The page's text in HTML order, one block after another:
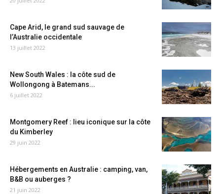
Cape Arid, le grand sud sauvage de
l’Australie occidentale
13 juillet 2022
New South Wales : la côte sud de
Wollongong à Batemans...
6 juillet 2022
Montgomery Reef : lieu iconique sur la côte
du Kimberley
29 juin 2022
Hébergements en Australie : camping, van,
B&B ou auberges ?
21 juin 2022